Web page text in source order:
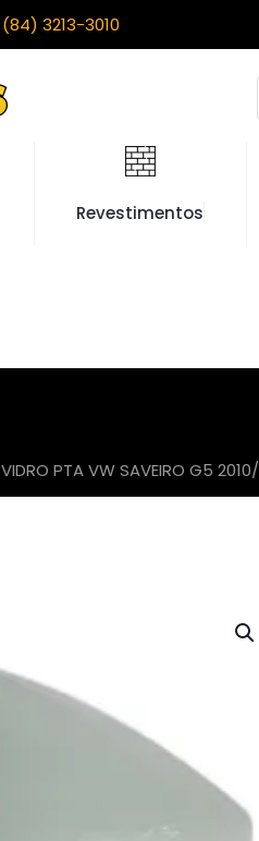
(84) 3213-3010
Revestimentos
VIDRO PTA VW SAVEIRO G5